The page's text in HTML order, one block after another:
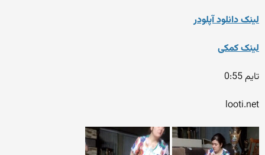
لینک دانلود آپلودر
لینک کمکی
تایم 0:55
looti.net